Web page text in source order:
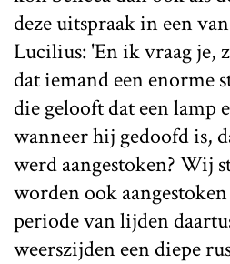
deze uitspraak in een
Lucilius: 'En ik vraag je,
dat iemand een enorme
die gelooft dat een lamp
wanneer hij gedoofd is,
werd aangestoken? Wij
worden ook
periode van lijden
weerszijden een diepe